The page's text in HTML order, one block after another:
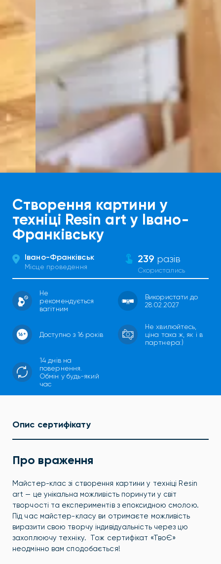
Створення картини у
техніці Resin art у Івано-
Франківську
Івано-Франківськ
Місце проведення
239 разів
Скористались
Не
рекомендується
вагітним
Використати до
28.02.2027
Доступно з 16 років
Не хвилюйтесь,
ціна така ж, як і в
партнера:)
14 днів на
повернення.
Обмін у будь-який
час
Опис сертифікату
Про враження
Майстер-клас зі створення картини у техніці Resin
art — це унікальна можливість поринути у світ
творчості та експериментів з епоксидною смолою.
Під час майстер-класу ви отримаєте можливість
виразити свою творчу індивідуальність через цю
захоплюючу техніку. Тож сертифікат «ТвоЄ»
неодмінно вам сподобається!